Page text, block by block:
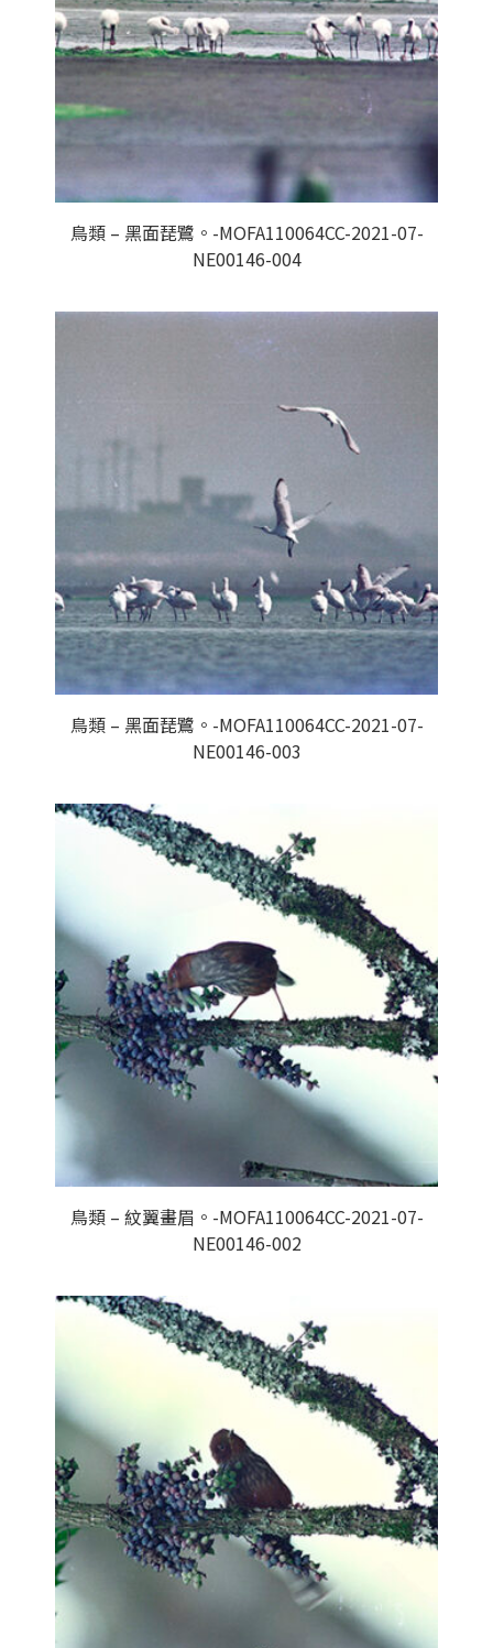
鳥類 – 黑面琵鷺。-MOFA110064CC-2021-07-
NE00146-004
鳥類 – 黑面琵鷺。-MOFA110064CC-2021-07-
NE00146-003
鳥類 – 紋翼畫眉。-MOFA110064CC-2021-07-
NE00146-002